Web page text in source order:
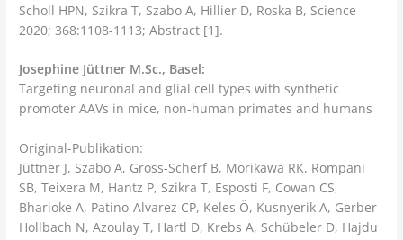
Scholl HPN, Szikra T, Szabo A, Hillier D, Roska B, Science
2020; 368:1108-1113; Abstract [1].
Josephine Jüttner M.Sc., Basel:
Targeting neuronal and glial cell types with synthetic
promoter AAVs in mice, non-human primates and humans
Original-Publikation:
Jüttner J, Szabo A, Gross-Scherf B, Morikawa RK, Rompani
SB, Teixera M, Hantz P, Szikra T, Esposti F, Cowan CS,
Bharioke A, Patino-Alvarez CP, Keles Ö, Kusnyerik A, Gerber-
Hollbach N, Azoulay T, Hartl D, Krebs A, Schübeler D, Hajdu